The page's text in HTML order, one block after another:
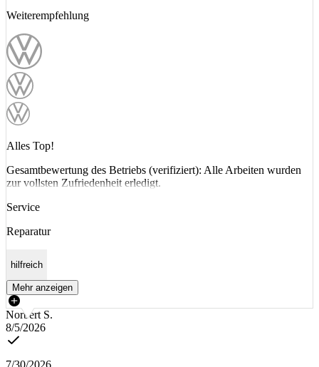
Weiterempfehlung
Alles Top!
Gesamtbewertung des Betriebs (verifiziert): Alle Arbeiten wurden
zur vollsten Zufriedenheit erledigt.
Service
Reparatur
hilfreich
Mehr anzeigen
Norbert S.
8/5/2026